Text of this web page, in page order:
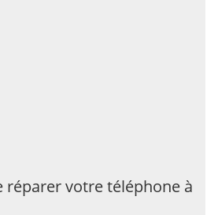
réparer votre téléphone à